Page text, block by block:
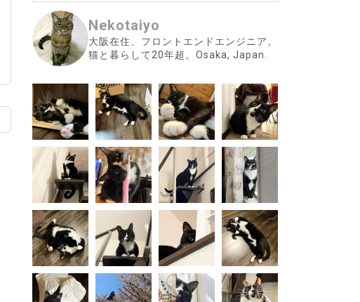
Nekotaiyo
大阪在住、フロントエンドエンジニア。
猫と暮らして20年超。Osaka, Japan.